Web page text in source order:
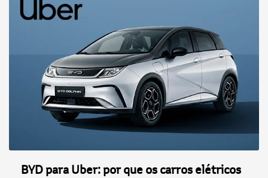
BYD para Uber: por que os carros elétricos